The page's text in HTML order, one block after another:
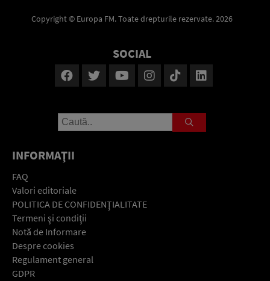
Copyright © Europa FM. Toate drepturile rezervate. 2026
SOCIAL
INFORMAŢII
FAQ
Valori editoriale
POLITICA DE CONFIDENŢIALITATE
Termeni şi condiţii
Notă de Informare
Despre cookies
Regulament general
GDPR